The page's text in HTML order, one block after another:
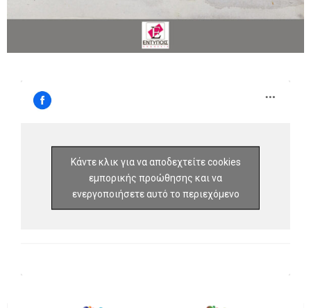
Κάντε κλικ για να αποδεχτείτε cookies
εμπορικής προώθησης και να
ενεργοποιήσετε αυτό το περιεχόμενο